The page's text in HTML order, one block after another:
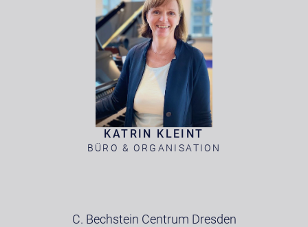
KATRIN KLEINT
BÜRO & ORGANISATION
C. Bechstein Centrum Dresden